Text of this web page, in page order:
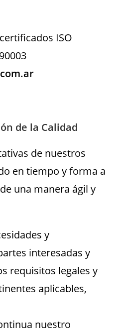
ISO
de la Calidad
de nuestros
en tiempo y forma a
una manera ágil y
y
interesadas y
requisitos legales y
aplicables,
nuestro